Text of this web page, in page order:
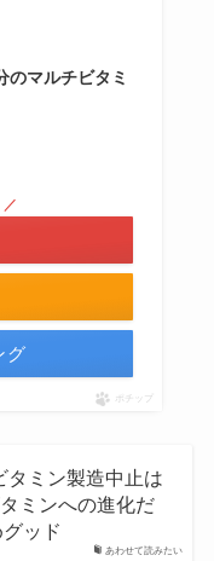
のマルチビタミ
／
グ
ポチップ
あわせて読みたい
タミン製造中止は
ミンへの進化だ
ッド